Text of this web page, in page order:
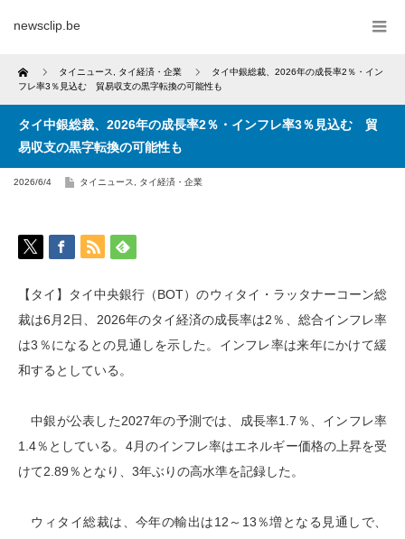
newsclip.be
Home タイニュース タイ経済・企業
タイ中銀総裁、2026年の成長率2％・イン
フレ率3％見込む 貿易収支の黒字転換の可能性も
タイ中銀総裁、2026年の成長率2％・インフレ率3％見込む 貿
易収支の黒字転換の可能性も
2026/6/4 タイニュース タイ経済・企業
【タイ】タイ中央銀行（BOT）のウィタイ・ラッタナーコーン総
裁は6月2日、2026年のタイ経済の成長率は2％、総合インフレ率
は3％になるとの見通しを示した。インフレ率は来年にかけて緩
和するとしている。
中銀が公表した2027年の予測では、成長率1.7％、インフレ率
1.4％としている。4月のインフレ率はエネルギー価格の上昇を受
けて2.89％となり、3年ぶりの高水準を記録した。
ウィタイ総裁は、今年の輸出は12～13％増となる見通しで、